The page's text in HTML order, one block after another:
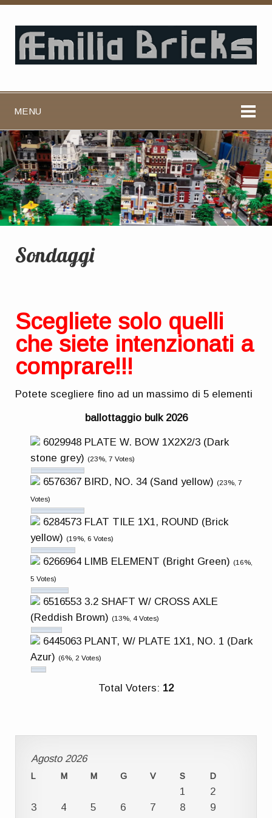
MENU
Sondaggi
Scegliete solo quelli
che siete intenzionati a
comprare!!!
Potete scegliere fino ad un massimo di 5 elementi
ballottaggio bulk 2026
6029948 PLATE W. BOW 1X2X2/3 (Dark
stone grey) (23%, 7 Votes)
6576367 BIRD, NO. 34 (Sand yellow) (23%, 7
Votes)
6284573 FLAT TILE 1X1, ROUND (Brick
yellow) (19%, 6 Votes)
6266964 LIMB ELEMENT (Bright Green) (16%,
5 Votes)
6516553 3.2 SHAFT W/ CROSS AXLE
(Reddish Brown) (13%, 4 Votes)
6445063 PLANT, W/ PLATE 1X1, NO. 1 (Dark
Azur) (6%, 2 Votes)
Total Voters: 12
Agosto 2026
L M M G V S D
1
2
3
4 5 6 7 8
9